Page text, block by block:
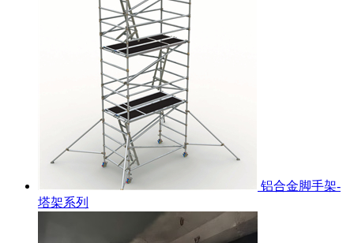
铝合金脚手架-
塔架系列